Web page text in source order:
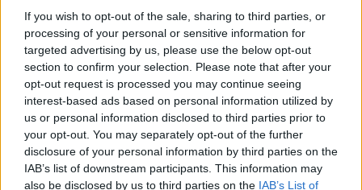
If you wish to opt-out of the sale, sharing to third parties, or
processing of your personal or sensitive information for
targeted advertising by us, please use the below opt-out
section to confirm your selection. Please note that after your
opt-out request is processed you may continue seeing
interest-based ads based on personal information utilized by
us or personal information disclosed to third parties prior to
your opt-out. You may separately opt-out of the further
disclosure of your personal information by third parties on the
IAB’s list of downstream participants. This information may
also be disclosed by us to third parties on the IAB’s List of